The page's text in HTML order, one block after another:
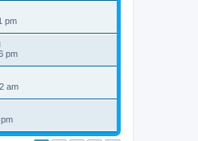
pm
pm
am